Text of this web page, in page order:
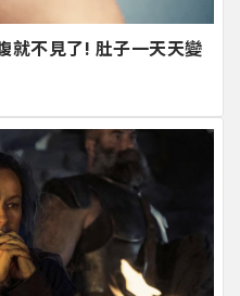
就不見了! 肚子一天天變